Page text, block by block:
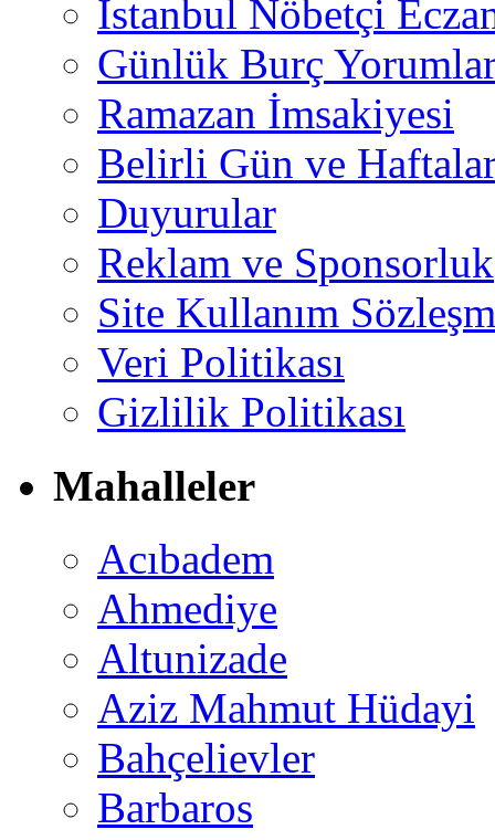
İstanbul Nöbetçi
Günlük Burç
Ramazan İmsakiyesi
Belirli Gün ve
Duyurular
Reklam ve Sponsorluk
Site Kullanım
Veri Politikası
Gizlilik Politikası
Mahalleler
Acıbadem
Ahmediye
Altunizade
Aziz Mahmut Hüdayi
Bahçelievler
Barbaros